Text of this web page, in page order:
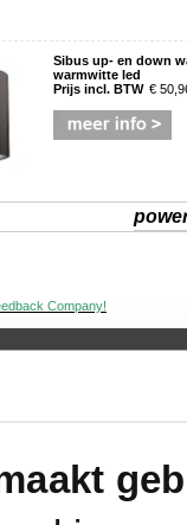
Sibus up- en down
warmwitte led
Prijs incl. BTW €
Company!